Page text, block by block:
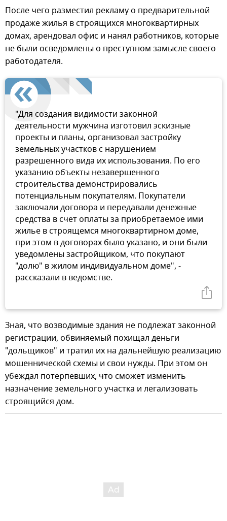
После чего разместил рекламу о предварительной
продаже жилья в строящихся многоквартирных
домах, арендовал офис и нанял работников, которые
не были осведомлены о преступном замысле своего
работодателя.
"Для создания видимости законной
деятельности мужчина изготовил эскизные
проекты и планы, организовал застройку
земельных участков с нарушением
разрешенного вида их использования. По его
указанию объекты незавершенного
строительства демонстрировались
потенциальным покупателям. Покупатели
заключали договора и передавали денежные
средства в счет оплаты за приобретаемое ими
жилье в строящемся многоквартирном доме,
при этом в договорах было указано, и они были
уведомлены застройщиком, что покупают
"долю" в жилом индивидуальном доме", -
рассказали в ведомстве.
Зная, что возводимые здания не подлежат законной
регистрации, обвиняемый похищал деньги
"дольщиков" и тратил их на дальнейшую реализацию
мошеннической схемы и свои нужды. При этом он
убеждал потерпевших, что сможет изменить
назначение земельного участка и легализовать
строящийся дом.